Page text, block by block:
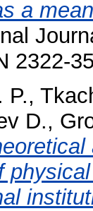
a
2322-
P.,
D.,